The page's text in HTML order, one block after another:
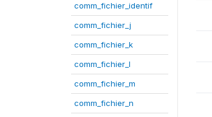
comm_fichier_identif
comm_fichier_j
comm_fichier_k
comm_fichier_l
comm_fichier_m
comm_fichier_n